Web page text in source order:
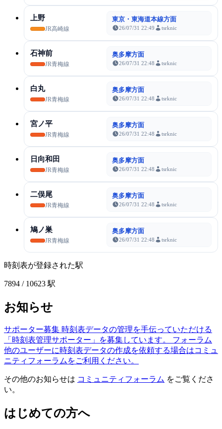
上野
JR高崎線
東京・東海道本線方面
26/07/31 22:49 tsrknic
石神前
JR青梅線
奥多摩方面
26/07/31 22:48 tsrknic
白丸
JR青梅線
奥多摩方面
26/07/31 22:48 tsrknic
宮ノ平
JR青梅線
奥多摩方面
26/07/31 22:48 tsrknic
日向和田
JR青梅線
奥多摩方面
26/07/31 22:48 tsrknic
二俣尾
JR青梅線
奥多摩方面
26/07/31 22:48 tsrknic
鳩ノ巣
JR青梅線
奥多摩方面
26/07/31 22:48 tsrknic
時刻表が登録された駅
7894 / 10623 駅
お知らせ
サポーター募集 時刻表データの管理を手伝っていただける
「時刻表管理サポーター」を募集しています。
フォーラム
他のユーザーに時刻表データの作成を依頼する場合はコミュ
ニティフォーラムをご利用ください。
その他のお知らせは コミュニティフォーラム をご覧くださ
い。
はじめての方へ